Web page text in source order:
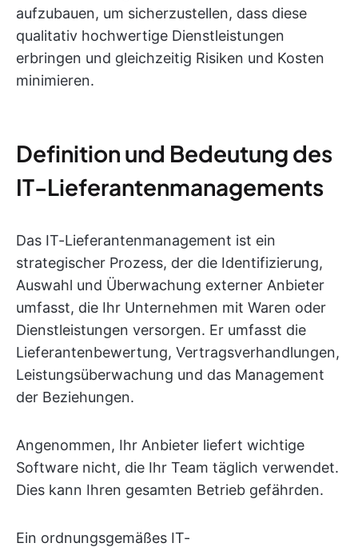
aufzubauen, um sicherzustellen, dass diese
qualitativ hochwertige Dienstleistungen
erbringen und gleichzeitig Risiken und Kosten
minimieren.
Definition und Bedeutung des
IT-Lieferantenmanagements
Das IT-Lieferantenmanagement ist ein
strategischer Prozess, der die Identifizierung,
Auswahl und Überwachung externer Anbieter
umfasst, die Ihr Unternehmen mit Waren oder
Dienstleistungen versorgen. Er umfasst die
Lieferantenbewertung, Vertragsverhandlungen,
Leistungsüberwachung und das Management
der Beziehungen.
Angenommen, Ihr Anbieter liefert wichtige
Software nicht, die Ihr Team täglich verwendet.
Dies kann Ihren gesamten Betrieb gefährden.
Ein ordnungsgemäßes IT-